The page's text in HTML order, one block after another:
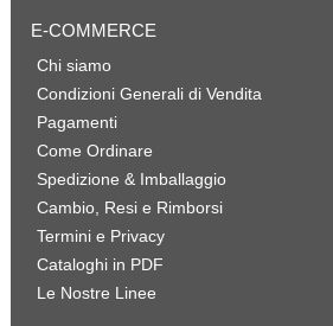
E-COMMERCE
Chi siamo
Condizioni Generali di Vendita
Pagamenti
Come Ordinare
Spedizione & Imballaggio
Cambio, Resi e Rimborsi
Termini e Privacy
Cataloghi in PDF
Le Nostre Linee